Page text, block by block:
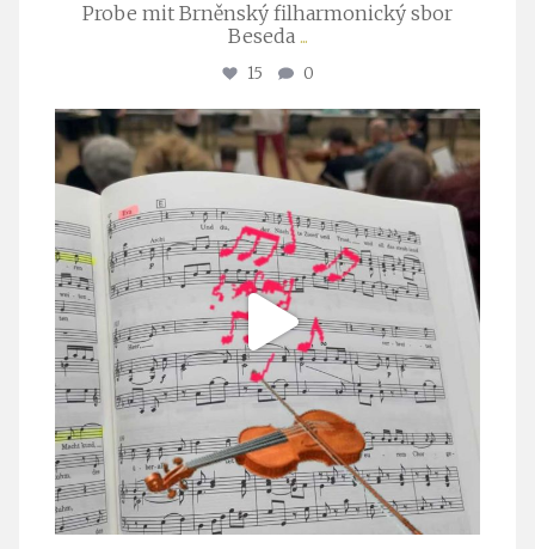
Probe mit Brněnský filharmonický sbor
Beseda ...
15 0
stuttgarter_oratorienchor
Juli 23